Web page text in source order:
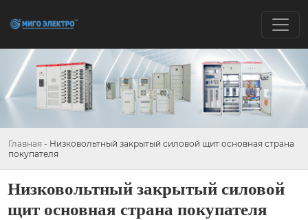
Главная - Низковольтный закрытый силовой щит основная страна
покупателя
Низковольтный закрытый силовой
щит основная страна покупателя